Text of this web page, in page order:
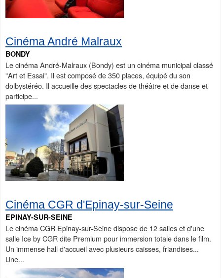
Cinéma André Malraux
BONDY
Le cinéma André-Malraux (Bondy) est un cinéma municipal classé
"Art et Essai". Il est composé de 350 places, équipé du son
dolbystéréo. Il accueille des spectacles de théâtre et de danse et
participe...
Cinéma CGR d'Epinay-sur-Seine
EPINAY-SUR-SEINE
Le cinéma CGR Epinay-sur-Seine dispose de 12 salles et d'une
salle Ice by CGR dite Premium pour immersion totale dans le film.
Un immense hall d'accueil avec plusieurs caisses, friandises...
Une...